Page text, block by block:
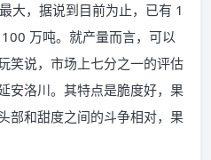
大，据说到目前为止，已有 1
万吨。就产量而言，可以
笑说，市场上七分之一的评估
安洛川。其特点是脆度好，果
部和甜度之间的斗争相对，果